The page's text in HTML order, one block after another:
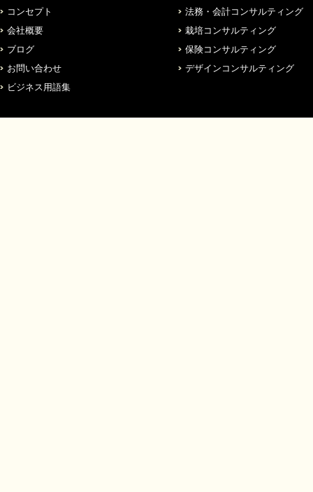
コンセプト
会社概要
ブログ
お問い合わせ
ビジネス用語集
法務・会計コンサルティング
栽培コンサルティング
保険コンサルティング
デザインコンサルティング